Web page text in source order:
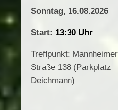
Sonntag, 16.08.2026
Start: 13:30 Uhr
Treffpunkt: Mannheimer
Straße 138 (Parkplatz
Deichmann)